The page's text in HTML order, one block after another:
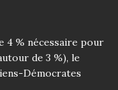
% nécessaire pour
de 3 %), le
Démocrates